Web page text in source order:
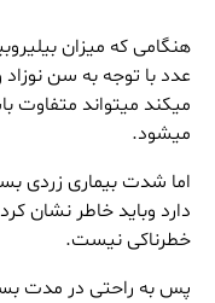
هنگامی که میزان
عدد با توجه به سن نوزاد
میکند میتواند متفاوت
میشود.
اما شدت بیماری زردی
دارد وباید خاطر نشان
خطرناکی نیست.
پس به راحتی در مدت